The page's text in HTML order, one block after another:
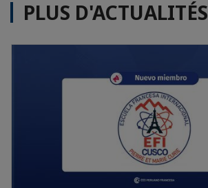
PLUS D'ACTUALITÉS